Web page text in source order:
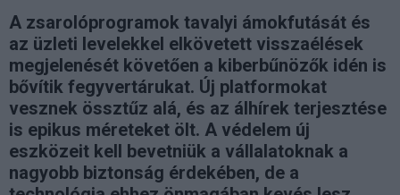
A zsarolóprogramok tavalyi ámokfutását és
az üzleti levelekkel elkövetett visszaélések
megjelenését követően a kiberbűnözők idén is
bővítik fegyvertárukat. Új platformokat
vesznek össztűz alá, és az álhírek terjesztése
is epikus méreteket ölt. A védelem új
eszközeit kell bevetniük a vállalatoknak a
nagyobb biztonság érdekében, de a